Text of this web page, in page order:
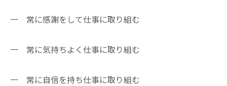
一 常に感謝をして仕事に取り組む
一 常に気持ちよく仕事に取り組む
一 常に自信を持ち仕事に取り組む